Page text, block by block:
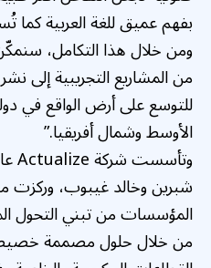
بفهم عميق للغة العربية كما
ومن خلال هذا التكامل،
من المشاريع التجريبية إلى
للتوسع على أرض الواقع في
الأوسط وشمال أفريقيا.”
شبرين وخالد غيبوب، وركزت
المؤسسات من تبني التحول
من خلال حلول مصممة